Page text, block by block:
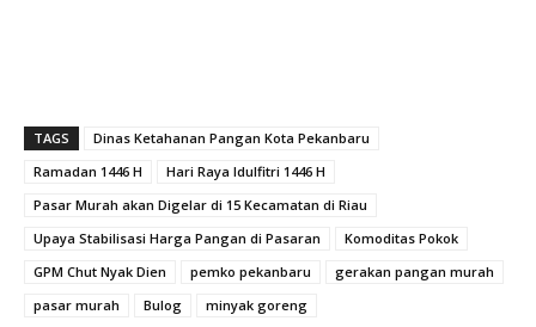
TAGS
Dinas Ketahanan Pangan Kota Pekanbaru
Ramadan 1446 H
Hari Raya Idulfitri 1446 H
Pasar Murah akan Digelar di 15 Kecamatan di Riau
Upaya Stabilisasi Harga Pangan di Pasaran
Komoditas Pokok
GPM Chut Nyak Dien
pemko pekanbaru
gerakan pangan murah
pasar murah
Bulog minyak goreng